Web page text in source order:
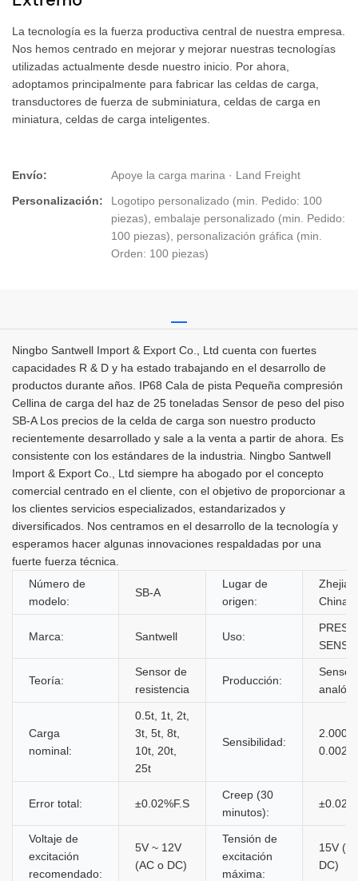
La tecnología es la fuerza productiva central de nuestra empresa.
Nos hemos centrado en mejorar y mejorar nuestras tecnologías
utilizadas actualmente desde nuestro inicio. Por ahora,
adoptamos principalmente para fabricar las celdas de carga,
transductores de fuerza de subminiatura, celdas de carga en
miniatura, celdas de carga inteligentes.
Envío:
Apoye la carga marina · Land Freight
Personalización:
Logotipo personalizado (min. Pedido: 100
piezas), embalaje personalizado (min. Pedido:
100 piezas), personalización gráfica (min.
Orden: 100 piezas)
Ningbo Santwell Import & Export Co., Ltd cuenta con fuertes
capacidades R & D y ha estado trabajando en el desarrollo de
productos durante años. IP68 Cala de pista Pequeña compresión
Cellina de carga del haz de 25 toneladas Sensor de peso del piso
SB-A Los precios de la celda de carga son nuestro producto
recientemente desarrollado y sale a la venta a partir de ahora. Es
consistente con los estándares de la industria. Ningbo Santwell
Import & Export Co., Ltd siempre ha abogado por el concepto
comercial centrado en el cliente, con el objetivo de proporcionar a
los clientes servicios especializados, estandarizados y
diversificados. Nos centramos en el desarrollo de la tecnología y
esperamos hacer algunas innovaciones respaldadas por una
fuerte fuerza técnica.
Número de
modelo:
SB-A
Lugar de
origen:
China
Marca: Santwell Uso:
Teoría:
Sensor de
resistencia
Producción:
Sensor
Carga
nominal:
0.5t, 1t, 2t,
3t, 5t, 8t,
10t, 20t,
25t
Sensibilidad:
2.0000
0.002
Error total: ±0.02%F.S
Creep (30
minutos):
Voltaje de
excitación
recomendado:
5V ~ 12V
(AC o DC)
Tensión de
excitación
máxima:
15V
DC)